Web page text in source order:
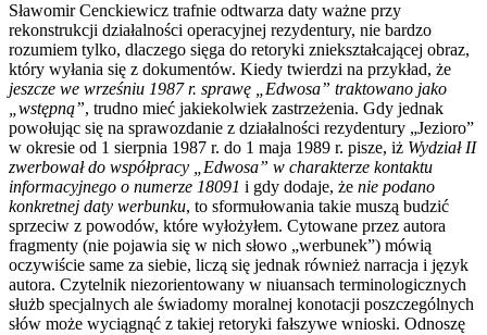
Sławomir Cenckiewicz trafnie odtwarza daty ważne przy
rekonstrukcji działalności operacyjnej rezydentury, nie bardzo
rozumiem tylko, dlaczego sięga do retoryki zniekształcającej obraz,
który wyłania się z dokumentów. Kiedy twierdzi na przykład, że
jeszcze we wrześniu 1987 r. sprawę „Edwosa” traktowano jako
„wstępną”, trudno mieć jakiekolwiek zastrzeżenia. Gdy jednak
powołując się na sprawozdanie z działalności rezydentury „Jezioro”
w okresie od 1 sierpnia 1987 r. do 1 maja 1989 r. pisze, iż Wydział II
zwerbował do współpracy „Edwosa” w charakterze kontaktu
informacyjnego o numerze 18091 i gdy dodaje, że nie podano
konkretnej daty werbunku, to sformułowania takie muszą budzić
sprzeciw z powodów, które wyłożyłem. Cytowane przez autora
fragmenty (nie pojawia się w nich słowo „werbunek”) mówią
oczywiście same za siebie, liczą się jednak również narracja i język
autora. Czytelnik niezorientowany w niuansach terminologicznych
służb specjalnych ale świadomy moralnej konotacji poszczególnych
słów może wyciągnąć z takiej retoryki fałszywe wnioski. Odnoszę